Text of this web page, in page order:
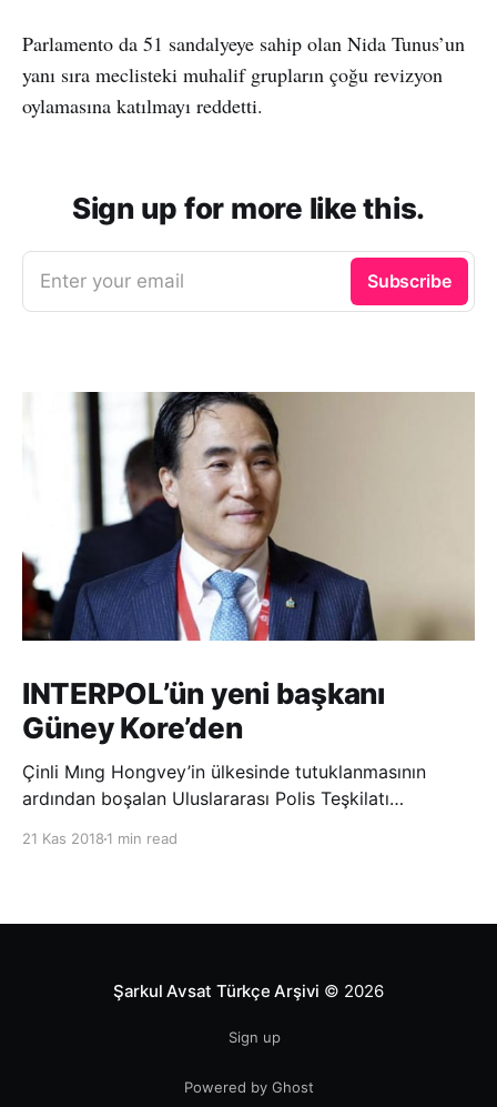
Parlamento da 51 sandalyeye sahip olan Nida Tunus’un
yanı sıra meclisteki muhalif grupların çoğu revizyon
oylamasına katılmayı reddetti.
Sign up for more like this.
Enter your email Subscribe
INTERPOL’ün yeni başkanı
Güney Kore’den
Çinli Mıng Hongvey’in ülkesinde tutuklanmasının
ardından boşalan Uluslararası Polis Teşkilatı
21 Kas 2018 1 min read
Şarkul Avsat Türkçe Arşivi © 2026
Sign up
Powered by Ghost